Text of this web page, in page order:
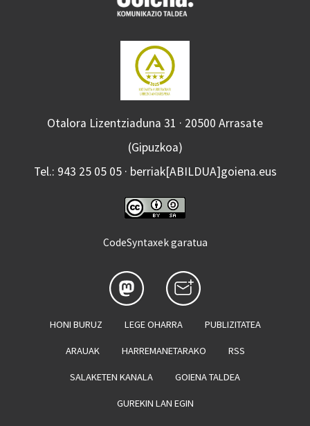
Otalora Lizentziaduna 31 · 20500 Arrasate
(Gipuzkoa)
Tel.: 943 25 05 05 · berriak[ABILDUA]goiena.eus
CodeSyntaxek garatua
HONI BURUZ LEGE OHARRA PUBLIZITATEA
ARAUAK HARREMANETARAKO RSS
SALAKETEN KANALA GOIENA TALDEA
GUREKIN LAN EGIN